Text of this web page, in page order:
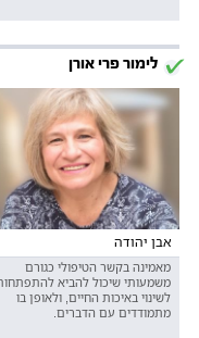
לימור פרי אורן
אבן יהודה
מאמינה בקשר הטיפולי כגורם
משמעותי שיכול להביא
לשינוי באיכות החיים, ולאופן בו
מתמודדים עם הדברים.